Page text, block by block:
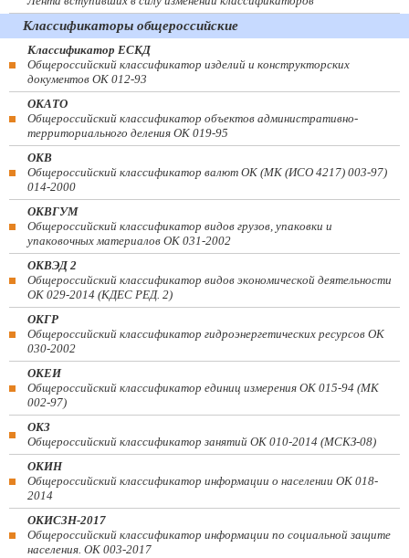
Классификаторы общероссийские
Классификатор ЕСКД
Общероссийский классификатор изделий и конструкторских
документов ОК 012-93
ОКАТО
Общероссийский классификатор объектов административно-
территориального деления ОК 019-95
ОКВ
Общероссийский классификатор валют ОК (МК (ИСО 4217) 003-97)
014-2000
ОКВГУМ
Общероссийский классификатор видов грузов, упаковки и
упаковочных материалов ОК 031-2002
ОКВЭД 2
Общероссийский классификатор видов экономической деятельности
ОК 029-2014 (КДЕС РЕД. 2)
ОКГР
Общероссийский классификатор гидроэнергетических ресурсов ОК
030-2002
ОКЕИ
Общероссийский классификатор единиц измерения ОК 015-94 (МК
002-97)
ОКЗ
Общероссийский классификатор занятий ОК 010-2014 (МСКЗ-08)
ОКИН
Общероссийский классификатор информации о населении ОК 018-
2014
ОКИСЗН-2017
Общероссийский классификатор информации по социальной защите
населения. ОК 003-2017